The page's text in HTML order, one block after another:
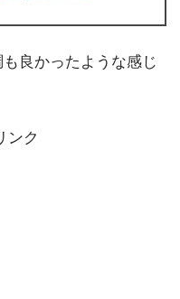
良かったような感じ
ンク